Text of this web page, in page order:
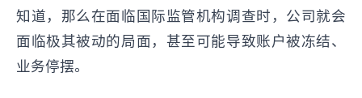
知道，那么在面临国际监管机构调查时，公司就会
面临极其被动的局面，甚至可能导致账户被冻结、
业务停摆。